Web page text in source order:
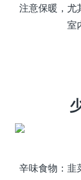
注意保暖，尤
室
辛味食物：韭